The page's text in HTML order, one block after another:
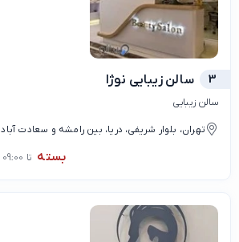
3 سالن زیبایی نوژا
سالن زیبایی
تهران، بلوار شریفی، دریا، بین رامشه و سعادت آباد
بسته تا 09:00